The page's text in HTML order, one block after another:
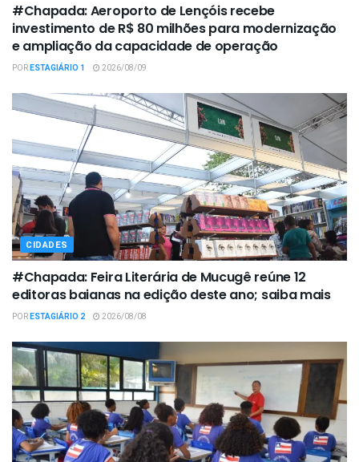
#Chapada: Aeroporto de Lençóis recebe
investimento de R$ 80 milhões para modernização
e ampliação da capacidade de operação
PORESTAGIÁRIO 1 2026/08/09
CIDADES
#Chapada: Feira Literária de Mucugê reúne 12
editoras baianas na edição deste ano; saiba mais
PORESTAGIÁRIO 2 2026/08/08